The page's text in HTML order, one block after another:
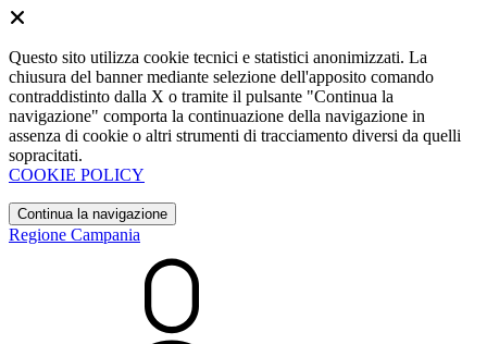
Questo sito utilizza cookie tecnici e statistici anonimizzati. La
chiusura del banner mediante selezione dell'apposito comando
contraddistinto dalla X o tramite il pulsante "Continua la
navigazione" comporta la continuazione della navigazione in
assenza di cookie o altri strumenti di tracciamento diversi da quelli
sopracitati.
COOKIE POLICY
Continua la navigazione
Regione Campania